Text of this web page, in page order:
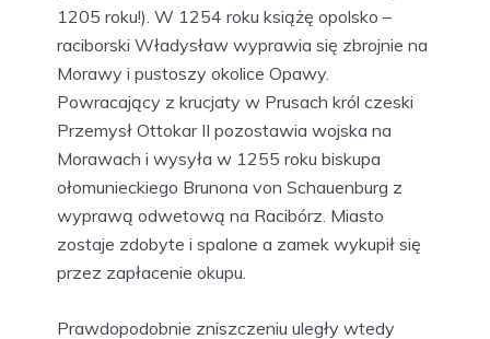
1205 roku!). W 1254 roku książę opolsko –
raciborski Władysław wyprawia się zbrojnie na
Morawy i pustoszy okolice Opawy.
Powracający z krucjaty w Prusach król czeski
Przemysł Ottokar II pozostawia wojska na
Morawach i wysyła w 1255 roku biskupa
ołomunieckiego Brunona von Schauenburg z
wyprawą odwetową na Racibórz. Miasto
zostaje zdobyte i spalone a zamek wykupił się
przez zapłacenie okupu.
Prawdopodobnie zniszczeniu uległy wtedy